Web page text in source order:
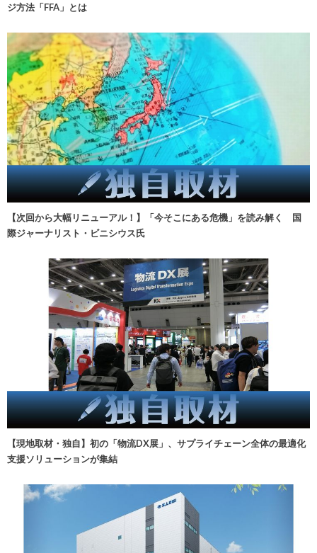
ジ方法「FFA」とは
【次回から大幅リニューアル！】「今そこにある危機」を読み解く 国
際ジャーナリスト・ビニシウス氏
【現地取材・独自】初の「物流DX展」、サプライチェーン全体の最適化
支援ソリューションが集結